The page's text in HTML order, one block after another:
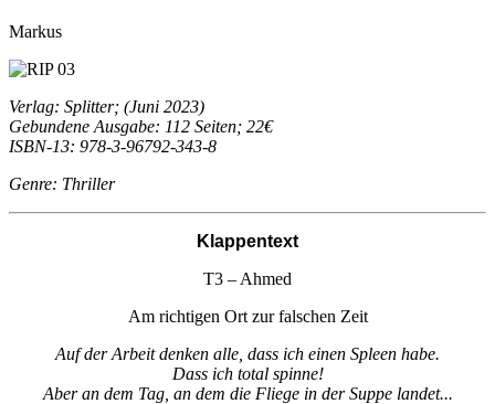
Markus
Verlag: Splitter; (Juni 2023)
Gebundene Ausgabe: 112 Seiten; 22€
ISBN-13: 978-3-96792-343-8
Genre: Thriller
Klappentext
T3 – Ahmed
Am richtigen Ort zur falschen Zeit
Auf der Arbeit denken alle, dass ich einen Spleen habe.
Dass ich total spinne!
Aber an dem Tag, an dem die Fliege in der Suppe landet...